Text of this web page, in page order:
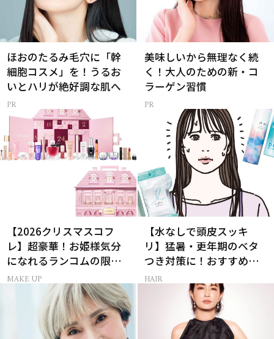
ほおのたるみ毛穴に「幹
細胞コスメ」を！うるお
いとハリが絶好調な肌へ
美味しいから無理なく続
く！大人のための新・コ
ラーゲン習慣
【2026クリスマスコフ
レ】超豪華！お姫様気分
になれるランコムの限定
コスメキット
MAKE UP
【水なしで頭皮スッキ
リ】猛暑・更年期のベタ
つき対策に！おすすめ最
新ドライシャンプー4選
HAIR